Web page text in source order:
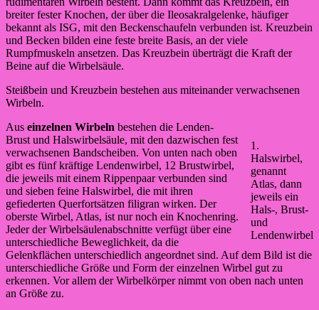
breiter fester Knochen, der über die Ileosakralgelenke, häufiger
bekannt als ISG, mit den Beckenschaufeln verbunden ist. Kreuzbein
und Becken bilden eine feste breite Basis, an der viele
Rumpfmuskeln ansetzen. Das Kreuzbein überträgt die Kraft der
Beine auf die Wirbelsäule.
Steißbein und Kreuzbein bestehen aus miteinander verwachsenen
Wirbeln.
1.
Halswirbel,
genannt
Atlas, dann
jeweils ein
Hals-, Brust-
und
Lendenwirbel
Aus einzelnen Wirbeln bestehen die Lenden-
Brust und Halswirbelsäule, mit den dazwischen fest
verwachsenen Bandscheiben. Von unten nach oben
gibt es fünf kräftige Lendenwirbel, 12 Brustwirbel,
die jeweils mit einem Rippenpaar verbunden sind
und sieben feine Halswirbel, die mit ihren
gefiederten Querfortsätzen filigran wirken. Der
oberste Wirbel, Atlas, ist nur noch ein Knochenring.
Jeder der Wirbelsäulenabschnitte verfügt über eine
unterschiedliche Beweglichkeit, da die
Gelenkflächen unterschiedlich angeordnet sind. Auf dem Bild ist die
unterschiedliche Größe und Form der einzelnen Wirbel gut zu
erkennen. Vor allem der Wirbelkörper nimmt von oben nach unten
an Größe zu.